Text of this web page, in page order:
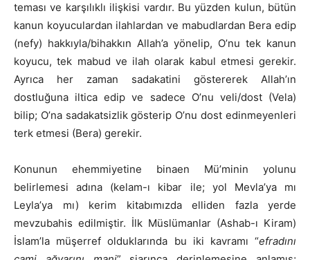
teması ve karşılıklı ilişkisi vardır. Bu yüzden kulun, bütün
kanun koyuculardan ilahlardan ve mabudlardan Bera edip
(nefy) hakkıyla/bihakkın Allah’a yönelip, O’nu tek kanun
koyucu, tek mabud ve ilah olarak kabul etmesi gerekir.
Ayrıca her zaman sadakatini göstererek Allah’ın
dostluğuna iltica edip ve sadece O’nu veli/dost (Vela)
bilip; O’na sadakatsizlik gösterip O’nu dost edinmeyenleri
terk etmesi (Bera) gerekir.
Konunun ehemmiyetine binaen Mü’minin yolunu
belirlemesi adına (kelam-ı kibar ile; yol Mevla’ya mı
Leyla’ya mı) kerim kitabımızda elliden fazla yerde
mevzubahis edilmiştir. İlk Müslümanlar (Ashab-ı Kiram)
İslam’la müşerref olduklarında bu iki kavramı “efradını